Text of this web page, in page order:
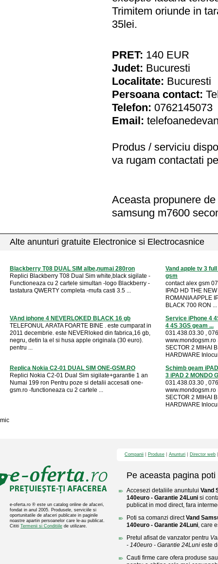
Trimitem oriunde in
35lei.
PRET: 140 EUR
Judet: Bucuresti
Localitate: Bucuresti
Persoana contact:
Telefon: 0762145073
Email:
Produs / serviciu
va rugam contactati
Aceasta propunere
samsung m7600
Alte anunturi gratuite Electronice si Electrocasnice
Blackberry T08 DUAL SIM albe,numai 280ron
Replici Blackberry T08 Dual Sim white,black sigilate -
Functioneaza cu 2 cartele simultan -logo Blackberry -
tastatura QWERTY completa -mufa casti 3.5 ...
Vand apple tv 3
gsm
contact alex gsm
IPAD HD THE
ROMANIA APPLE
BLACK 700 RON ...
VAnd iphone 4 NEVERLOKED BLACK 16 gb
TELEFONUL ARATA FOARTE BINE . este cumparat in
2011 decembrie. este NEVERloked din fabrica,16 gb,
negru, detin la el si husa apple originala (30 euro).
pentru ...
Service iPhone 4
4 4S 3GS geam ...
031.438.03.30 ,
www.mondogsm.ro
SECTOR 2 MIHAI
HARDWARE
Replica Nokia C2-01 DUAL SIM ONE-GSM.RO
Replici Nokia C2-01 Dual Sim sigilate+garantie 1 an
Numai 199 ron Pentru poze si detalii accesati one-
gsm.ro -functioneaza cu 2 cartele ...
Schimb geam
3 iPAD 2 MONDO
031.438.03.30 ,
www.mondogsm.ro
SECTOR 2 MIHAI
HARDWARE
mic
e-oferta.ro ® este un catalog online de afaceri,
fondat in anul 2005. Produsele, serviciile si
oportunitatile de afaceri publicate in paginile
noastre apartin persoanelor care le-au publicat.
Cititi Termenii si Conditiile de utilizare.
Companii Produse Anunturi Director web
Pe aceasta pagina poti
Accesezi detaliile anuntului Vand
140euro - Garantie 24Luni si
publicat in mod direct, fara
Poti sa comanzi directVand
140euro - Garantie 24Luni, care
Pretul afisat de vanzator pentru
- 140euro - Garantie 24Luni este
Cauti firme care ofera produse